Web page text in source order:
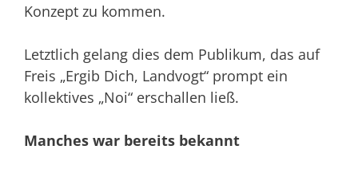
Konzept zu kommen.
Letztlich gelang dies dem Publikum, das auf
Freis „Ergib Dich, Landvogt“ prompt ein
kollektives „Noi“ erschallen ließ.
Manches war bereits bekannt